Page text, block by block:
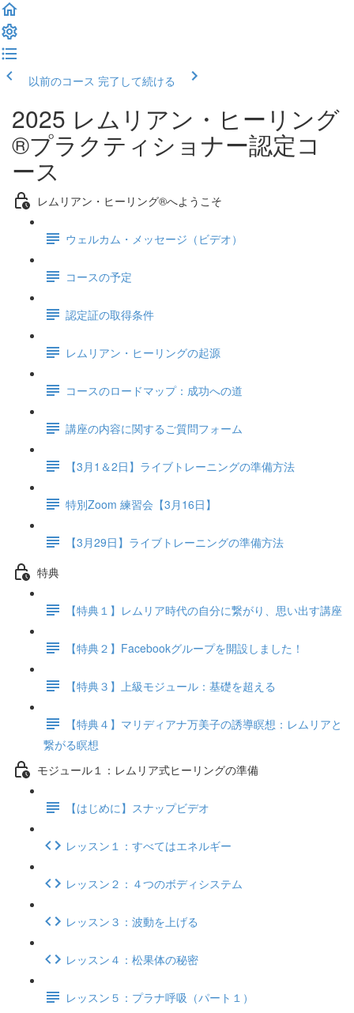
以前のコース 完了して続ける
2025 レムリアン・ヒーリング
®プラクティショナー認定コ
ース
レムリアン・ヒーリング®へようこそ
ウェルカム・メッセージ（ビデオ）
コースの予定
認定証の取得条件
レムリアン・ヒーリングの起源
コースのロードマップ：成功への道
講座の内容に関するご質問フォーム
【3月1＆2日】ライブトレーニングの準備方法
特別Zoom 練習会【3月16日】
【3月29日】ライブトレーニングの準備方法
特典
【特典１】レムリア時代の自分に繋がり、思い出す講座
【特典２】Facebookグループを開設しました！
【特典３】上級モジュール：基礎を超える
【特典４】マリディアナ万美子の誘導瞑想：レムリアと
繋がる瞑想
モジュール１：レムリア式ヒーリングの準備
【はじめに】スナップビデオ
レッスン１：すべてはエネルギー
レッスン２：４つのボディシステム
レッスン３：波動を上げる
レッスン４：松果体の秘密
レッスン５：プラナ呼吸（パート１）